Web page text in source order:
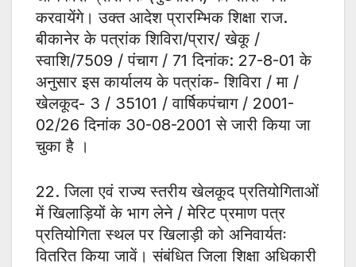
करवायेंगे। उक्त आदेश प्रारम्भिक शिक्षा राज.
बीकानेर के पत्रांक शिविरा/प्रार/ खेकू /
स्वाशि/7509 / पंचाग / 71 दिनांक: 27-8-01 के
अनुसार इस कार्यालय के पत्रांक- शिविरा / मा /
खेलकूद- 3 / 35101 / वार्षिकपंचाग / 2001-
02/26 दिनांक 30-08-2001 से जारी किया जा
चुका है ।
22. जिला एवं राज्य स्तरीय खेलकूद प्रतियोगिताओं
में खिलाड़ियों के भाग लेने / मेरिट प्रमाण पत्र
प्रतियोगिता स्थल पर खिलाड़ी को अनिवार्यतः
वितरित किया जावें। संबंधित जिला शिक्षा अधिकारी